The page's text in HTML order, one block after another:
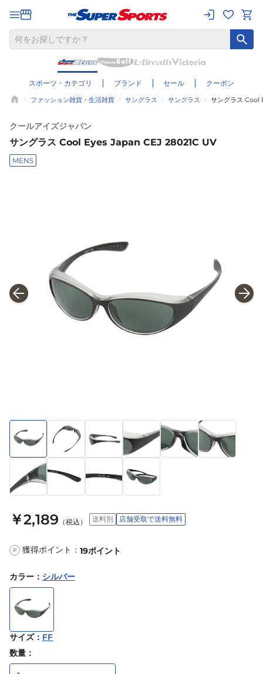
スポーツ・カテゴリ ブランド セール クーポン
ファッション雑貨・生活雑貨 サングラス サングラス サングラス Cool
クールアイズジャパン
サングラス Cool Eyes Japan CEJ 28021C UV
MENS
￥2,189 （税込） 送料別 店舗受取で送料無料
P 獲得ポイント： 19ポイント
カラー ： シルバー
サイズ： FF
数量：